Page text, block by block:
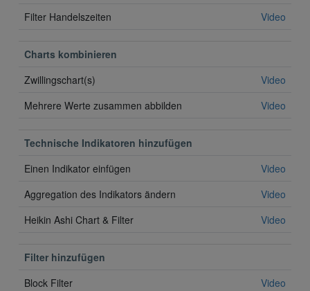
Filter Handelszeiten
Video
Charts kombinieren
Zwillingschart(s)
Video
Mehrere Werte zusammen abbilden
Video
Technische Indikatoren hinzufügen
Einen Indikator einfügen
Video
Aggregation des Indikators ändern
Video
Heikin Ashi Chart & Filter
Video
Filter hinzufügen
Block Filter
Video